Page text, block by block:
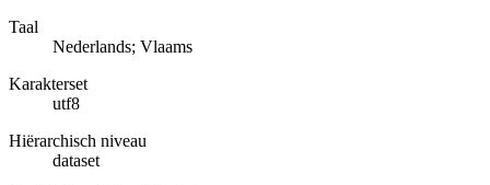
Taal
Nederlands; Vlaams
Karakterset
utf8
Hiërarchisch niveau
dataset